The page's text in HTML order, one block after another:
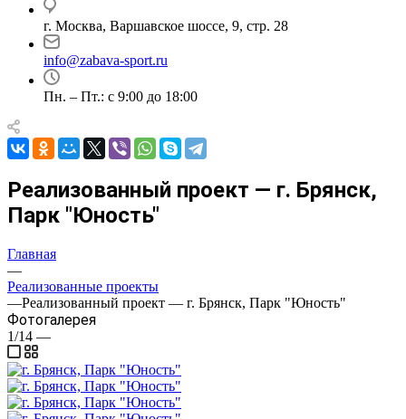
г. Москва, Варшавское шоссе, 9, стр. 28
info@zabava-sport.ru
Пн. – Пт.: с 9:00 до 18:00
Реализованный проект — г. Брянск,
Парк "Юность"
Главная
—
Реализованные проекты
—Реализованный проект — г. Брянск, Парк "Юность"
Фотогалерея
1/14 —